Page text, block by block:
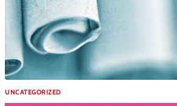
UNCATEGORIZED